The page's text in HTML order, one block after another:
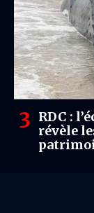
RDC :
révèle